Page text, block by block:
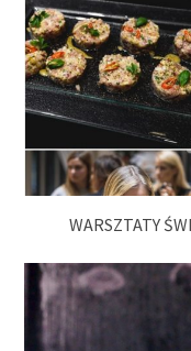
WARSZTATY